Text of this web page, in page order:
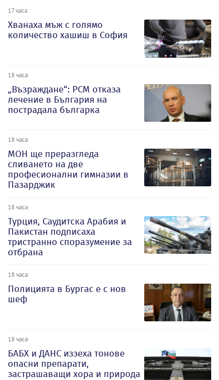
17 часа
Хванаха мъж с голямо
количество хашиш в София
18 часа
„Възраждане“: РСМ отказа
лечение в България на
пострадала българка
18 часа
МОН ще преразгледа
сливането на две
професионални гимназии в
Пазарджик
18 часа
Турция, Саудитска Арабия и
Пакистан подписаха
тристранно споразумение за
отбрана
18 часа
Полицията в Бургас е с нов
шеф
18 часа
БАБХ и ДАНС иззеха тонове
опасни препарати,
застрашаващи хора и природа